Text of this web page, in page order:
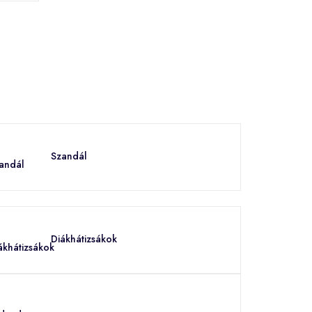
Szandál
Diákhátizsákok